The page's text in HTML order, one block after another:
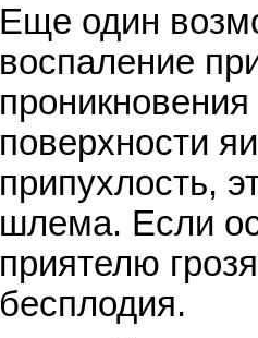
Еще один
воспаление
поверхности
припухлость,
шлема. Если
приятелю
бесплодия.